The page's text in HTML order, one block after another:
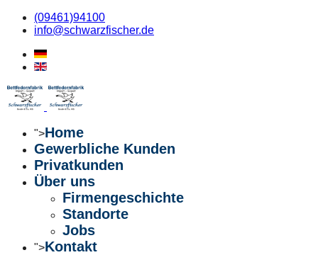
(09461)94100
info@schwarzfischer.de
">Home
Gewerbliche Kunden
Privatkunden
Über uns
Firmengeschichte
Standorte
Jobs
">Kontakt